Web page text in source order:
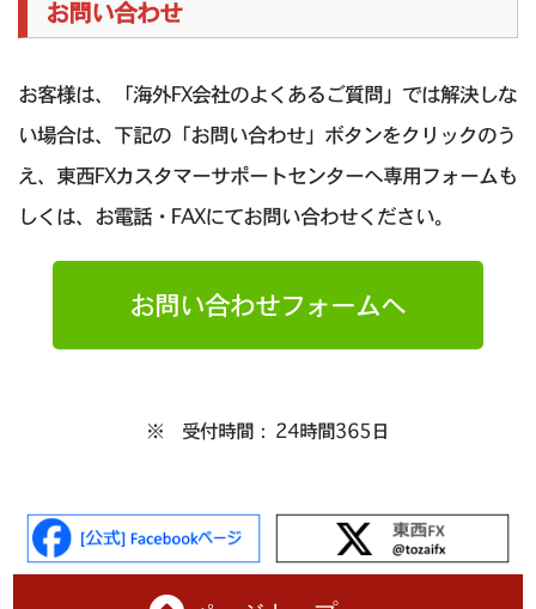
お問い合わせ
お客様は、「海外FX会社のよくあるご質問」では解決しな
い場合は、下記の「お問い合わせ」ボタンをクリックのう
え、東西FXカスタマーサポートセンターへ専用フォームも
しくは、お電話・FAXにてお問い合わせください。
お問い合わせフォームへ
※ 受付時間： 24時間365日